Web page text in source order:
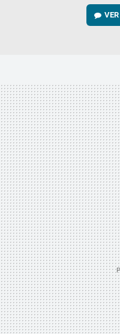
VER